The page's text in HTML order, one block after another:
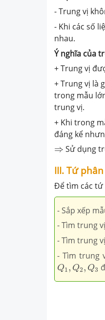
- Trung vị
- Khi các số
nhau.
Ý nghĩa của
+ Trung vị
+ Trung vị là
trong mẫu
trung vị.
+ Khi trong
đáng kể
⇒
⇒ Sử dụng
III. Tứ
Để tìm các tứ
- Sắp xếp
- Tìm trung
- Tìm trung
- Tìm trung
Q1, Q2, Q3
Q1,Q2 ,Q3